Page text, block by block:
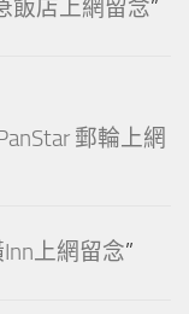
飯店上網留念”
郵輪上網
上網留念”